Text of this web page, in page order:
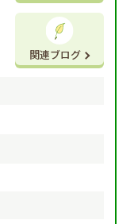
関連ブログ